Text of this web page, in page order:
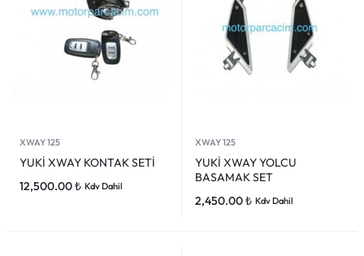
XWAY 125
YUKİ XWAY KONTAK SETİ
12,500.00₺ Kdv Dahil
XWAY 125
YUKİ XWAY YOLCU
BASAMAK SET
2,450.00₺ Kdv Dahil